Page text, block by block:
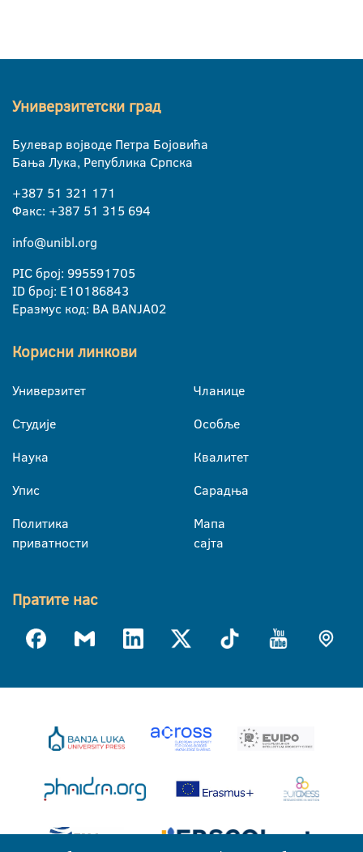
Универзитетски град
Булевар војводе Петра Бојовића
Бања Лука, Република Српска
+387 51 321 171
Факс: +387 51 315 694
info@unibl.org
PIC број: 995591705
ID број: E10186843
Еразмус код: BA BANJA02
Корисни линкови
Универзитет
Студије
Наука
Упис
Политика
приватности
Чланице
Особље
Квалитет
Сарадња
Мапа
сајта
Пратите нас